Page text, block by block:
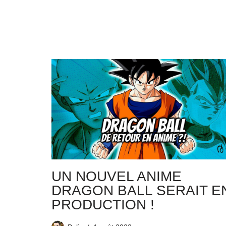
UN NOUVEL ANIME
DRAGON BALL SERAIT
PRODUCTION !